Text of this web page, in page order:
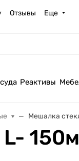
Отзывы Еще
Реактивы
Мешалка